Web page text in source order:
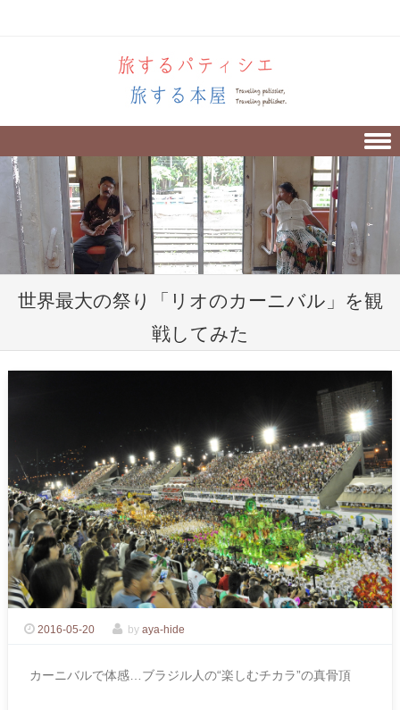
Skip to content
世界最大の祭り「リオのカーニバル」を観
戦してみた
2016-05-20 by aya-hide
カーニバルで体感…ブラジル人の“楽しむチカラ”の真骨頂